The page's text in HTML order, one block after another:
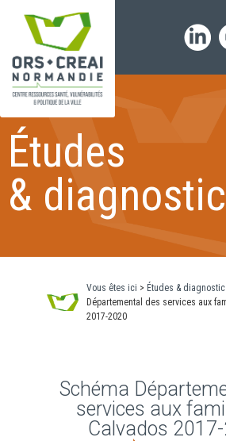
Études
&
Vous êtes ici > Études &
Départemental des services aux
2017-2020
Schéma
services aux
Calvados
Panneau de gestion des cookies